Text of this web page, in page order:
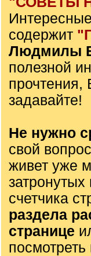
содержит
Людмилы
полезной
задавайте!
Не нужно
свой
живет уже
затронутых
счетчика
раздела
странице